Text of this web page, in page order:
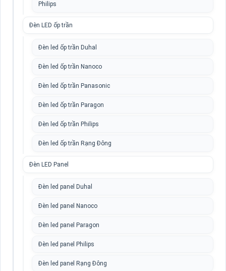
Philips
Đèn LED ốp trần
Đèn led ốp trần Duhal
Đèn led ốp trần Nanoco
Đèn led ốp trần Panasonic
Đèn led ốp trần Paragon
Đèn led ốp trần Philips
Đèn led ốp trần Rạng Đông
Đèn LED Panel
Đèn led panel Duhal
Đèn led panel Nanoco
Đèn led panel Paragon
Đèn led panel Philips
Đèn led panel Rạng Đông